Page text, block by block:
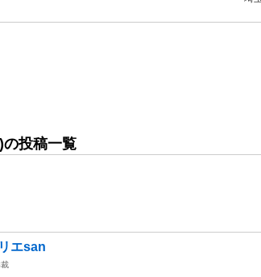
投稿一覧
エsan